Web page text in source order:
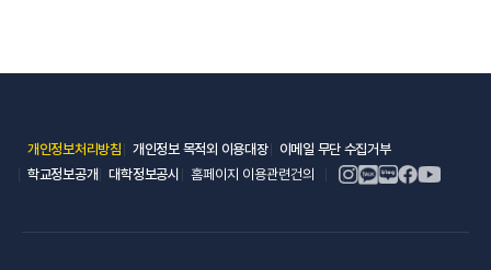
개인정보처리방침(새 창 열림)
개인정보 목적외 이용대장(새 창 열림)
이메일 무단 수집거부(새 창 열림)
학교정보공개(새 창 열림)
대학정보공시(새 창 열림)
홈페이지 이용관련건의